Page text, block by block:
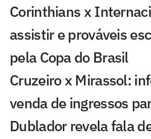
Corinthians x
assistir e prováveis
pela Copa do Brasil
Cruzeiro x Mirassol:
venda de ingressos
Dublador revela fala